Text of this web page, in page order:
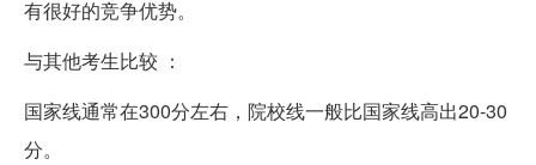
有很好的竞争优势。
与其他考生比较 ：
国家线通常在300分左右，院校线一般比国家线高出20-30
分。